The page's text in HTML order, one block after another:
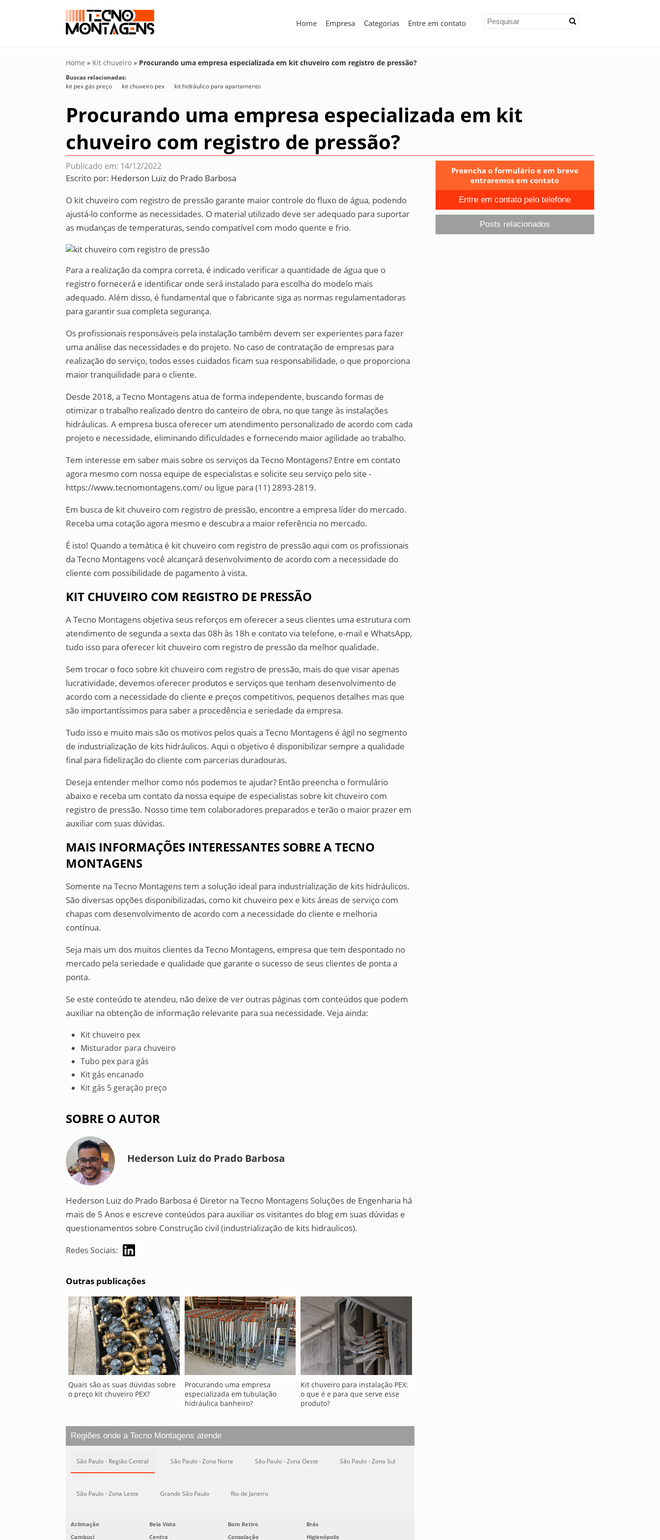
Home Empresa Categorias Entre em contato
Home » Kit chuveiro » Procurando uma empresa especializada em kit chuveiro com registro de pressão?
Buscas relacionadas:
kit pex gás preço
kit chuveiro pex kit hidráulico para apartamento
Procurando uma empresa especializada em kit
chuveiro com registro de pressão?
Publicado em: 14/12/2022
Escrito por: Hederson Luiz do Prado Barbosa
O kit chuveiro com registro de pressão garante maior controle do fluxo de água, podendo
ajustá-lo conforme as necessidades. O material utilizado deve ser adequado para suportar
as mudanças de temperaturas, sendo compatível com modo quente e frio.
Para a realização da compra correta, é indicado verificar a quantidade de água que o
registro fornecerá e identificar onde será instalado para escolha do modelo mais
adequado. Além disso, é fundamental que o fabricante siga as normas regulamentadoras
para garantir sua completa segurança.
Os profissionais responsáveis pela instalação também devem ser experientes para fazer
uma análise das necessidades e do projeto. No caso de contratação de empresas para
realização do serviço, todos esses cuidados ficam sua responsabilidade, o que proporciona
maior tranquilidade para o cliente.
Desde 2018, a Tecno Montagens atua de forma independente, buscando formas de
otimizar o trabalho realizado dentro do canteiro de obra, no que tange às instalações
hidráulicas. A empresa busca oferecer um atendimento personalizado de acordo com cada
projeto e necessidade, eliminando dificuldades e fornecendo maior agilidade ao trabalho.
Tem interesse em saber mais sobre os serviços da Tecno Montagens? Entre em contato
agora mesmo com nossa equipe de especialistas e solicite seu serviço pelo site -
https://www.tecnomontagens.com/ ou ligue para (11) 2893-2819.
Em busca de kit chuveiro com registro de pressão, encontre a empresa líder do mercado.
Receba uma cotação agora mesmo e descubra a maior referência no mercado.
É isto! Quando a temática é kit chuveiro com registro de pressão aqui com os profissionais
da Tecno Montagens você alcançará desenvolvimento de acordo com a necessidade do
cliente com possibilidade de pagamento à vista.
KIT CHUVEIRO COM REGISTRO DE PRESSÃO
A Tecno Montagens objetiva seus reforços em oferecer a seus clientes uma estrutura com
atendimento de segunda a sexta das 08h às 18h e contato via telefone, e-mail e WhatsApp,
tudo isso para oferecer kit chuveiro com registro de pressão da melhor qualidade.
Sem trocar o foco sobre kit chuveiro com registro de pressão, mais do que visar apenas
lucratividade, devemos oferecer produtos e serviços que tenham desenvolvimento de
acordo com a necessidade do cliente e preços competitivos, pequenos detalhes mas que
são importantíssimos para saber a procedência e seriedade da empresa.
Tudo isso e muito mais são os motivos pelos quais a Tecno Montagens é ágil no segmento
de industrialização de kits hidráulicos. Aqui o objetivo é disponibilizar sempre a qualidade
final para fidelização do cliente com parcerias duradouras.
Deseja entender melhor como nós podemos te ajudar? Então preencha o formulário
abaixo e receba um contato da nossa equipe de especialistas sobre kit chuveiro com
registro de pressão. Nosso time tem colaboradores preparados e terão o maior prazer em
auxiliar com suas dúvidas.
MAIS INFORMAÇÕES INTERESSANTES SOBRE A TECNO
MONTAGENS
Somente na Tecno Montagens tem a solução ideal para industrialização de kits hidráulicos.
São diversas opções disponibilizadas, como kit chuveiro pex e kits áreas de serviço com
chapas com desenvolvimento de acordo com a necessidade do cliente e melhoria
contínua.
Seja mais um dos muitos clientes da Tecno Montagens, empresa que tem despontado no
mercado pela seriedade e qualidade que garante o sucesso de seus clientes de ponta a
ponta.
Se este conteúdo te atendeu, não deixe de ver outras páginas com conteúdos que podem
auxiliar na obtenção de informação relevante para sua necessidade. Veja ainda:
Kit chuveiro pex
Misturador para chuveiro
Tubo pex para gás
Kit gás encanado
Kit gás 5 geração preço
SOBRE O AUTOR
Hederson Luiz do Prado Barbosa
Hederson Luiz do Prado Barbosa é Diretor na Tecno Montagens Soluções de Engenharia há
mais de 5 Anos e escreve conteúdos para auxiliar os visitantes do blog em suas dúvidas e
questionamentos sobre Construção civil (industrialização de kits hidraulicos).
Redes Sociais:
Outras publicações
Quais são as suas dúvidas sobre
o preço kit chuveiro PEX?
Procurando uma empresa
especializada em tubulação
hidráulica banheiro?
Kit chuveiro para instalação PEX:
o que é e para que serve esse
produto?
Regiões onde a Tecno Montagens atende
São Paulo - Região Central São Paulo - Zona Norte São Paulo - Zona Oeste São Paulo - Zona Sul
São Paulo - Zona Leste Grande São Paulo Rio de Janeiro
Aclimação Bela Vista Bom Retiro
Brás
Cambuci
Centro Consolação Higienópolis
Preencha o formulário e em breve
entraremos em contato
Entre em contato pelo telefone
Posts relacionados